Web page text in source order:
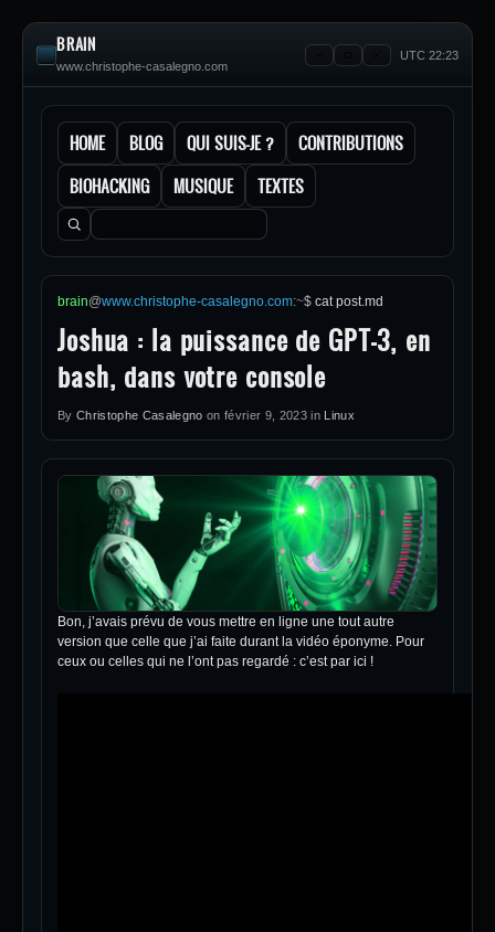
BRAIN
www.christophe-casalegno.com
UTC 22:23
HOME BLOG QUI SUIS-JE ?
CONTRIBUTIONS
BIOHACKING
MUSIQUE TEXTES
Rechercher :
brain@www.christophe-casalegno.com:~$ cat post.md
Joshua : la puissance de GPT-3, en
bash, dans votre console
By Christophe Casalegno on février 9, 2023in Linux
Bon, j’avais prévu de vous mettre en ligne une tout autre
version que celle que j’ai faite durant la vidéo éponyme. Pour
ceux ou celles qui ne l’ont pas regardé : c’est par ici !